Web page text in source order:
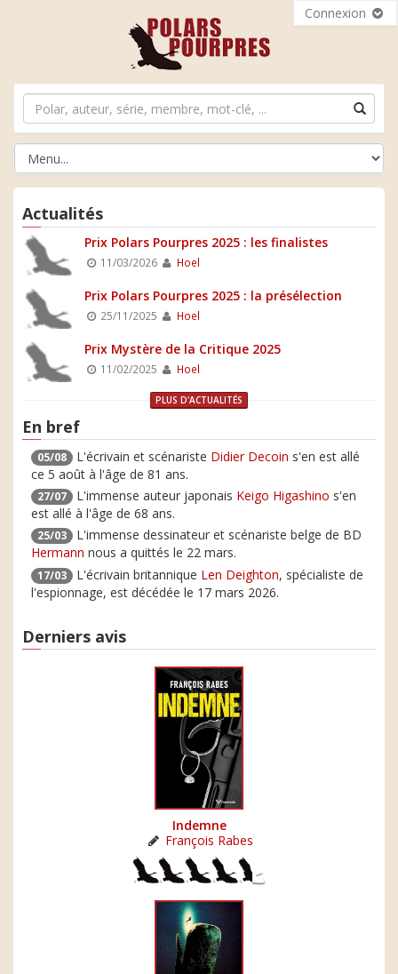
Connexion
Actualités
Prix Polars Pourpres 2025 : les finalistes
11/03/2026 Hoel
Prix Polars Pourpres 2025 : la présélection
25/11/2025 Hoel
Prix Mystère de la Critique 2025
11/02/2025 Hoel
PLUS D'ACTUALITÉS
En bref
05/08 L'écrivain et scénariste Didier Decoin s'en est allé
ce 5 août à l'âge de 81 ans.
27/07 L'immense auteur japonais Keigo Higashino s'en
est allé à l'âge de 68 ans.
25/03
L'immense dessinateur et scénariste belge de BD
Hermann nous a quittés le 22 mars.
17/03 L'écrivain britannique Len Deighton, spécialiste de
l'espionnage, est décédée le 17 mars 2026.
Derniers avis
Indemne
François Rabes